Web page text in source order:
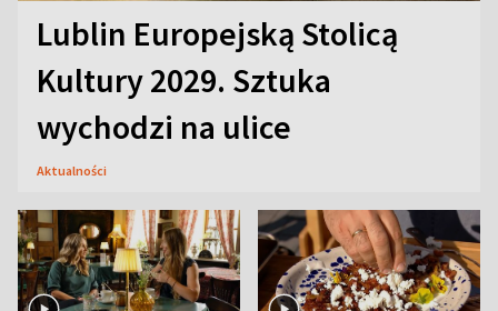
Lublin Europejską Stolicą
Kultury 2029. Sztuka
wychodzi na ulice
Aktualności